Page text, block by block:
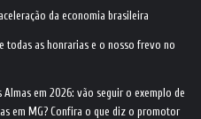
da economia brasileira
todas as honrarias e o nosso frevo no
Almas em 2026: vão seguir o exemplo de
em MG? Confira o que diz o promotor